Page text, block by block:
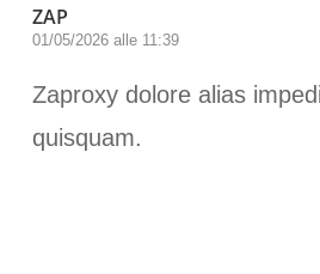
ZAP
01/05/2026 alle 11:39
Zaproxy dolore alias
quisquam.